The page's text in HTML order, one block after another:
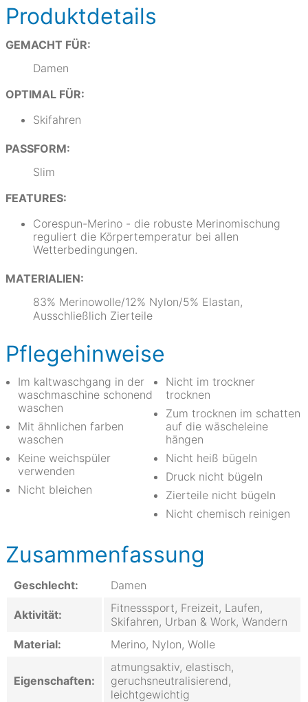
Produktdetails
GEMACHT FÜR:
Damen
OPTIMAL FÜR:
Skifahren
PASSFORM:
Slim
FEATURES:
Corespun-Merino - die robuste Merinomischung
reguliert die Körpertemperatur bei allen
Wetterbedingungen.
MATERIALIEN:
83% Merinowolle/12% Nylon/5% Elastan,
Ausschließlich Zierteile
Pflegehinweise
Im kaltwaschgang in der
waschmaschine schonend
waschen
Mit ähnlichen farben
waschen
Keine weichspüler
verwenden
Nicht bleichen
Nicht im trockner
trocknen
Zum trocknen im schatten
auf die wäscheleine
hängen
Nicht heiß bügeln
Druck nicht bügeln
Zierteile nicht bügeln
Nicht chemisch reinigen
Zusammenfassung
Geschlecht: Damen
Aktivität:
Fitnesssport, Freizeit, Laufen,
Skifahren, Urban & Work, Wandern
Material:
Merino, Nylon, Wolle
Eigenschaften:
atmungsaktiv, elastisch,
geruchsneutralisierend,
leichtgewichtig